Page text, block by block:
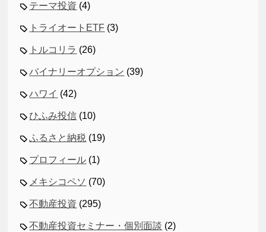
テーマ投資 (4)
トライオートETF (3)
トルコリラ (26)
バイナリーオプション (39)
ハワイ (42)
ひふみ投信 (10)
ふるさと納税 (19)
プロフィール (1)
メキシコペソ (70)
不動産投資 (295)
不動産投資セミナー・個別面談 (2)